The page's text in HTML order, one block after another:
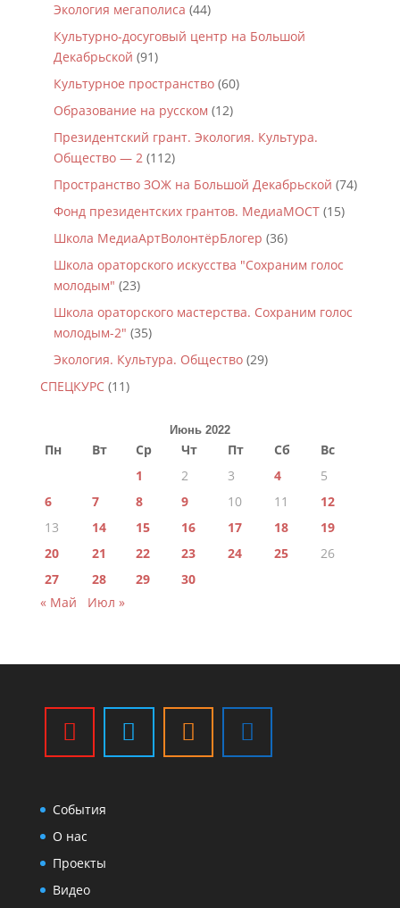
Экология мегаполиса (44)
Культурно-досуговый центр на Большой
Декабрьской (91)
Культурное пространство(60)
Образование на русском (12)
Президентский грант. Экология. Культура.
Общество — 2(112)
Пространство ЗОЖ на Большой Декабрьской (74)
Фонд президентских грантов. МедиаМОСТ(15)
Школа МедиаАртВолонтёрБлогер (36)
Школа ораторского искусства "Сохраним голос
молодым" (23)
Школа ораторского мастерства. Сохраним голос
молодым-2" (35)
Экология. Культура. Общество(29)
СПЕЦКУРС(11)
Июнь 2022
Пн Вт Ср Чт Пт Сб
Вс
1
2 3 4
5
6
7 8 9 10 11
12
13
14 15 16 17 18
19
20
21 22 23 24 25
26
27
28 29
30
« Май
Июл »
События
О нас
Проекты
Видео